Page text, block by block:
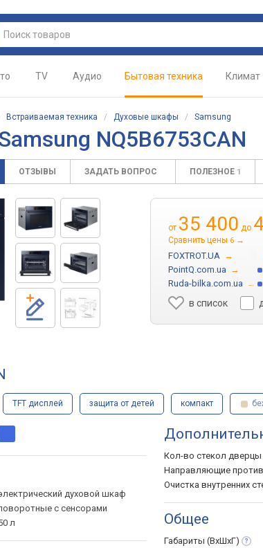
TV Аудио Бытовая техника Климат
Встраиваемая техника / Духовые шкафы / Samsung
NQ5B6753CAN
ОТЗЫВЫ ЗАДАТЬ ВОПРОС ПОЛЕЗНОЕ 1
от 35 400 до
Сравнить цены 6 →
FOXTROT.UA →
PointQ.com.ua →
Ruda-bilka.com.ua →
в список
TFT дисплей защита от детей компакт
духовой шкаф
с сенсорами
л
Кол-во стекол дверцы
Направляющие
Очистка внутренних
Общее
Габариты (ВхШхГ)